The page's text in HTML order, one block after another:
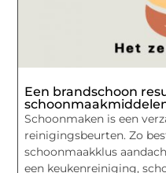
Een brandschoon
Schoonmaken is een
reinigingsbeurten. Zo
schoonmaakklus
een keukenreiniging,